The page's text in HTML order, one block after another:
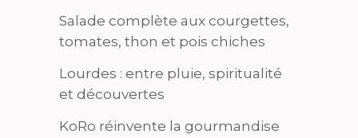
Salade complète aux courgettes,
tomates, thon et pois chiches
Lourdes : entre pluie, spiritualité
et découvertes
KoRo réinvente la gourmandise